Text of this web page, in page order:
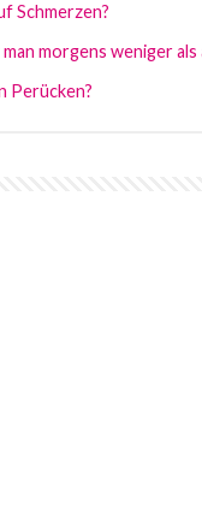
Schmerzen?
morgens weniger als
Perücken?